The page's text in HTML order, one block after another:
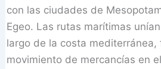
con las ciudades de
Egeo. Las rutas marítimas
largo de la costa mediterránea,
movimiento de mercancías en